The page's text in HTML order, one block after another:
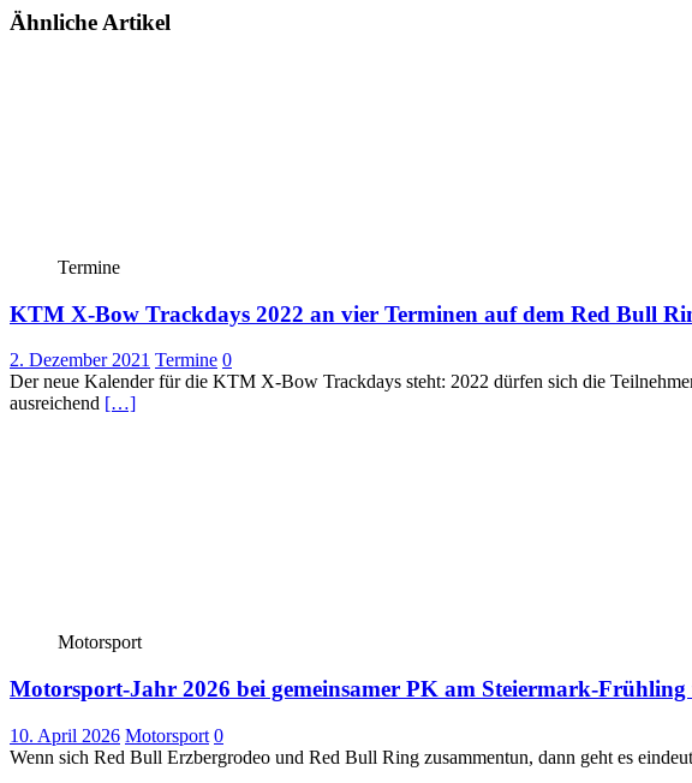
Ähnliche Artikel
Termine
KTM X-Bow Trackdays 2022 an vier Terminen auf dem Red Bull
2. Dezember 2021 Termine 0
Der neue Kalender für die KTM X-Bow Trackdays steht: 2022 dürfen sich die
ausreichend […]
Motorsport
Motorsport-Jahr 2026 bei gemeinsamer PK am Steiermark-Frühling
10. April 2026 Motorsport 0
Wenn sich Red Bull Erzbergrodeo und Red Bull Ring zusammentun, dann geht es